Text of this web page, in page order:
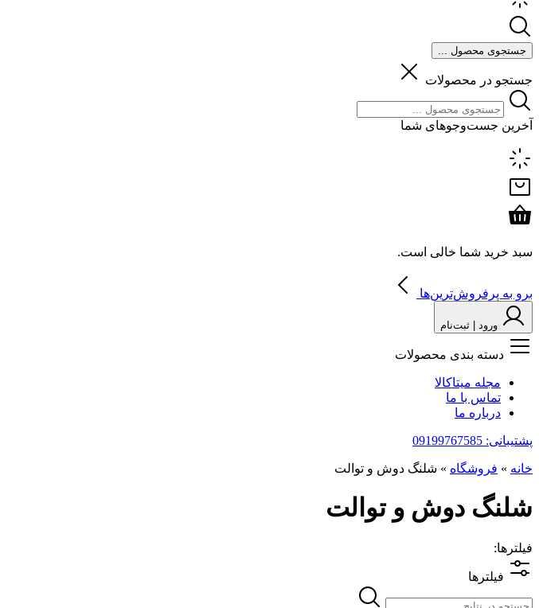
جستجوی محصول ...
جستجو در محصولات
آخرین جست‌وجوهای شما
سبد خرید شما خالی است.
برو به پرفروش‌ترین‌ها
ورود | ثبت‌نام
دسته بندی محصولات
مجله میتاکالا
تماس با ما
درباره ما
پشتیبانی: 09199767585
خانه » فروشگاه » شلنگ دوش و توالت
شلنگ دوش و توالت
فیلترها:
فیلترها